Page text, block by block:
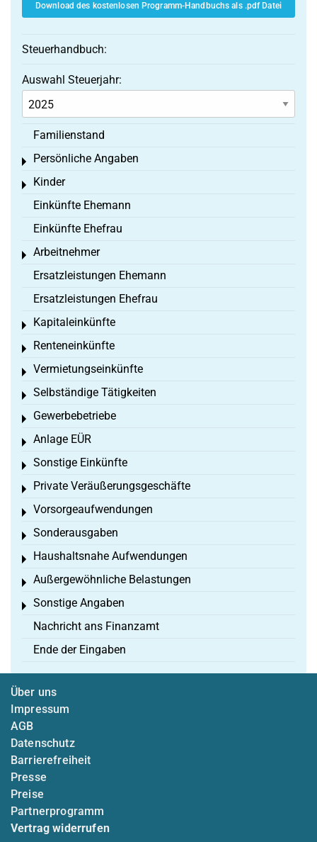
Download des kostenlosen Programm-Handbuchs als .pdf Datei
Steuerhandbuch:
Auswahl Steuerjahr:
Familienstand
Persönliche Angaben
Toggle menu
Kinder
Toggle menu
Einkünfte Ehemann
Einkünfte Ehefrau
Arbeitnehmer
Toggle menu
Ersatzleistungen Ehemann
Ersatzleistungen Ehefrau
Kapitaleinkünfte
Toggle menu
Renteneinkünfte
Toggle menu
Vermietungseinkünfte
Toggle menu
Selbständige Tätigkeiten
Toggle menu
Gewerbebetriebe
Toggle menu
Anlage EÜR
Toggle menu
Sonstige Einkünfte
Toggle menu
Private Veräußerungsgeschäfte
Toggle menu
Vorsorgeaufwendungen
Toggle menu
Sonderausgaben
Toggle menu
Haushaltsnahe Aufwendungen
Toggle menu
Außergewöhnliche Belastungen
Toggle menu
Sonstige Angaben
Toggle menu
Nachricht ans Finanzamt
Ende der Eingaben
Über uns
Impressum
AGB
Datenschutz
Barrierefreiheit
Presse
Preise
Partnerprogramm
Vertrag widerrufen